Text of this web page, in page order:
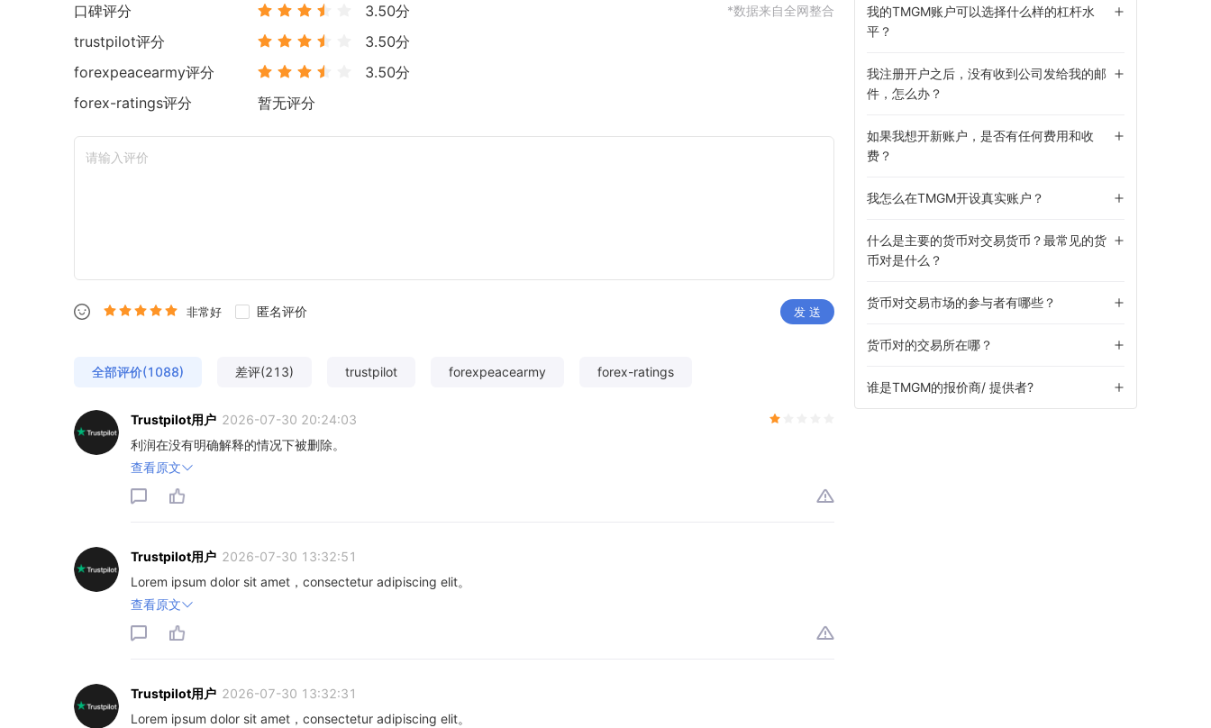
口碑评分 3.50分 *数据来自全网整合
trustpilot评分 3.50分
forexpeacearmy评分 3.50分
forex-ratings评分 暂无评分
非常好 匿名评价 发 送
全部评价(1088) 差评(213) trustpilot forexpeacearmy forex-ratings
Trustpilot用户 2026-07-30 20:24:03
利润在没有明确解释的情况下被删除。
查看原文
Trustpilot用户 2026-07-30 13:32:51
Lorem ipsum dolor sit amet，consectetur adipiscing elit。
查看原文
Trustpilot用户 2026-07-30 13:32:31
Lorem ipsum dolor sit amet，consectetur adipiscing elit。
我的TMGM账户可以选择什么样的杠杆水
平？
我注册开户之后，没有收到公司发给我的邮
件，怎么办？
如果我想开新账户，是否有任何费用和收
费？
我怎么在TMGM开设真实账户？
什么是主要的货币对交易货币？最常见的货
币对是什么？
货币对交易市场的参与者有哪些？
货币对的交易所在哪？
谁是TMGM的报价商/ 提供者?